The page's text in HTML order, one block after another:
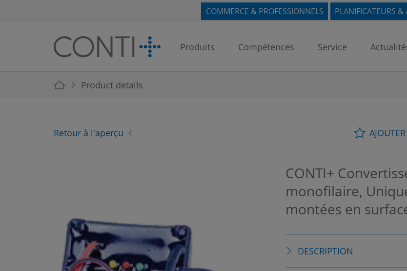
COMMERCE & PROFESSIONNELS PLANIFICATEURS &
Produits Compétences Service
You are here:
Product details
Retour à l'aperçu
CONTI+
monofilaire,
montées en
DESCRIPTION